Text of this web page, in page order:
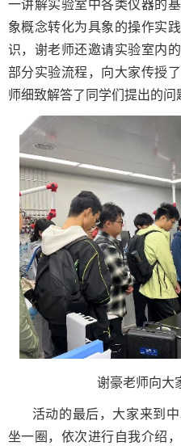
一讲解实验室中各类仪器的
象概念转化为具象的操作实
识，谢老师还邀请实验室内
部分实验流程，向大家传授
师细致解答了同学们提出的问
谢豪老师向大
活动的最后，大家来到
坐一圈，依次进行自我介绍